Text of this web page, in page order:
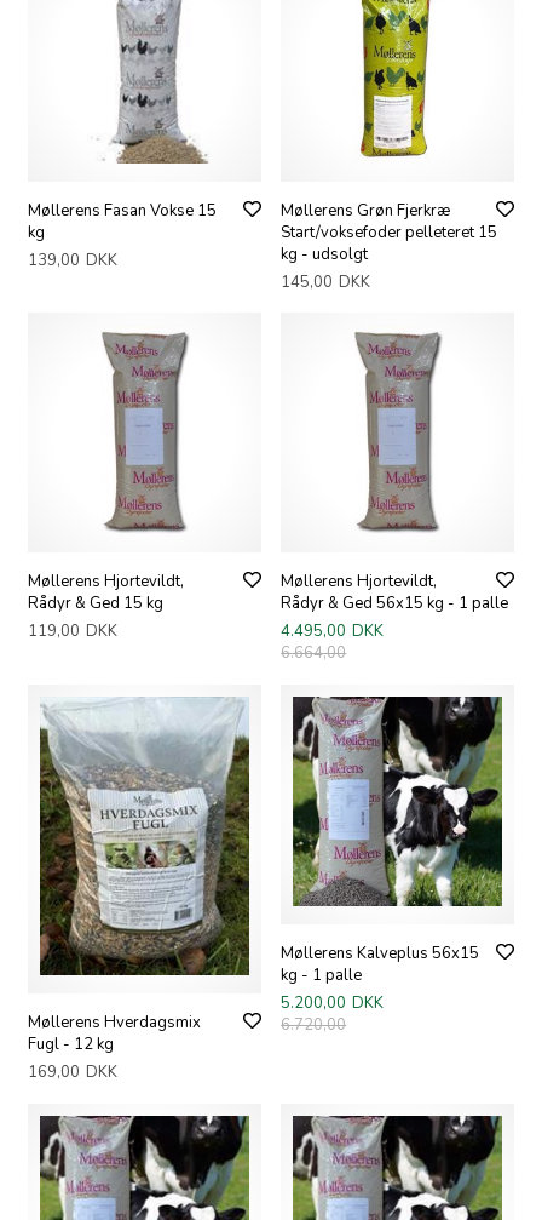
Møllerens Fasan Vokse 15
kg
139,00 DKK
Møllerens Grøn Fjerkræ
Start/voksefoder pelleteret 15
kg - udsolgt
145,00 DKK
Møllerens Hjortevildt,
Rådyr & Ged 15 kg
119,00 DKK
Møllerens Hjortevildt,
Rådyr & Ged 56x15 kg - 1 palle
4.495,00 DKK
6.664,00
Møllerens Hverdagsmix
Fugl - 12 kg
169,00 DKK
Møllerens Kalveplus 56x15
kg - 1 palle
5.200,00 DKK
6.720,00